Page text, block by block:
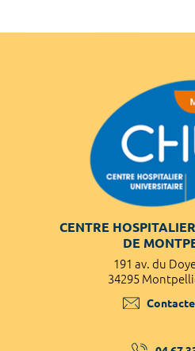
CENTRE
DE
191 av. du
34295